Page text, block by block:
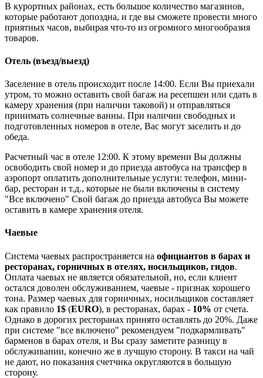
В курортных районах, есть большое количество магазинов,
которые работают допоздна, и где вы сможете провести много
приятных часов, выбирая что-то из огромного многообразия
товаров.
Отель (въезд/выезд)
Заселение в отель происходит после 14:00. Если Вы приехали
утром, то можно оставить свой багаж на ресепшен или сдать в
камеру хранения (при наличии таковой) и отправляться
принимать солнечные ванны. При наличии свободных и
подготовленных номеров в отеле, Вас могут заселить и до
обеда.
Расчетный час в отеле 12:00. К этому времени Вы должны
освободить свой номер и до приезда автобуса на трансфер в
аэропорт оплатить дополнительные услуги: телефон, мини-
бар, ресторан и т.д., которые не были включены в систему
"Все включено" Свой багаж до приезда автобуса Вы можете
оставить в камере хранения отеля.
Чаевые
Система чаевых распространяется на официантов в барах и
ресторанах, горничных в отелях, носильщиков, гидов.
Оплата чаевых не является обязательной, но, если клиент
остался доволен обслуживанием, чаевые - признак хорошего
тона. Размер чаевых для горничных, носильщиков составляет
как правило 1$ (EURO), в ресторанах, барах - 10% от счета.
Однако в дорогих ресторанах принято оставлять до 20%. Даже
при системе "все включено" рекомендуем "подкармливать"
барменов в барах отеля, и Вы сразу заметите разницу в
обслуживании, конечно же в лучшую сторону. В такси на чай
не дают, но показания счетчика округляются в большую
сторону.